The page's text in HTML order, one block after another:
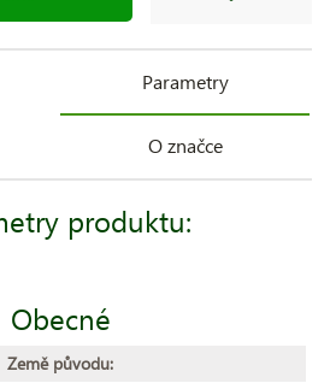
Parametry
O značce
produktu:
Obecné
Země původu: